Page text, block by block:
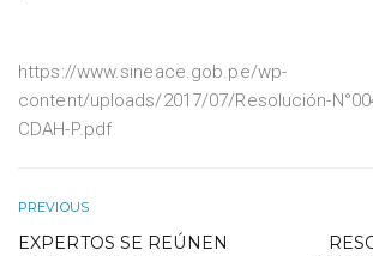
https://www.sineace.gob.pe/wp-
content/uploads/2017/07/Resolución-
CDAH-P.pdf
PREVIOUS
EXPERTOS SE REÚNEN